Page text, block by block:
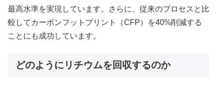
最高水準を実現しています。​さらに、従来のプロセスと比
較してカーボンフットプリント（CFP）を40%削減する
ことにも成功しています。
どのようにリチウムを回収するのか